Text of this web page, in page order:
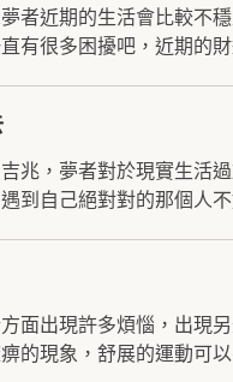
者近期的生活會比較不
有很多困擾吧，近期的
兆，夢者對於現實生活
遇到自己絕對對的那個人
面出現許多煩惱，出現
的現象，舒展的運動可